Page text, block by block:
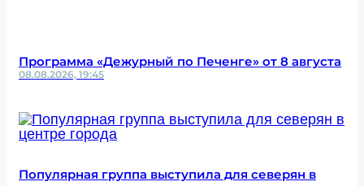
Программа «Дежурный по Печенге» от 8 августа
08.08.2026, 19:45
Популярная группа выступила для северян в